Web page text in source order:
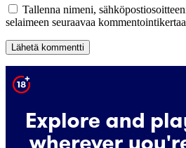
Tallenna nimeni,
selaimeen seuraavaa